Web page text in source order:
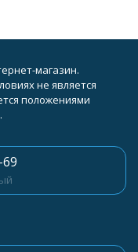
магазин.
не является
положениями